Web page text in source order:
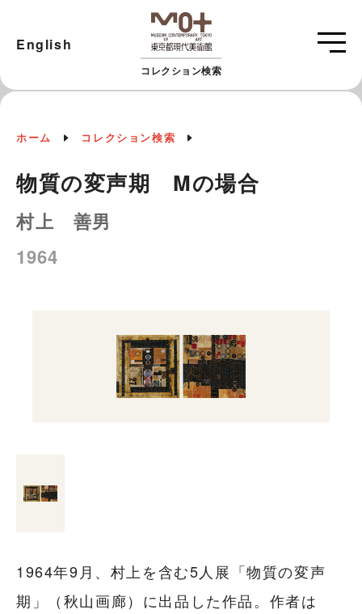
コレクション検索
English
ホーム コレクション検索
物質の変声期 Mの場合
村上 善男
1964
1964年9月、村上を含む5人展「物質の変声
期」（秋山画廊）に出品した作品。作者は